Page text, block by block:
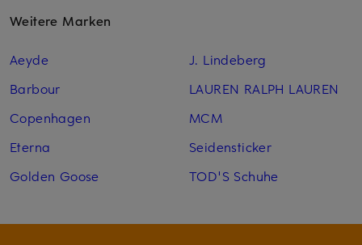
Weitere Marken
Aeyde
Barbour
Copenhagen
Eterna
Golden Goose
J. Lindeberg
LAUREN RALPH LAUREN
MCM
Seidensticker
TOD'S Schuhe